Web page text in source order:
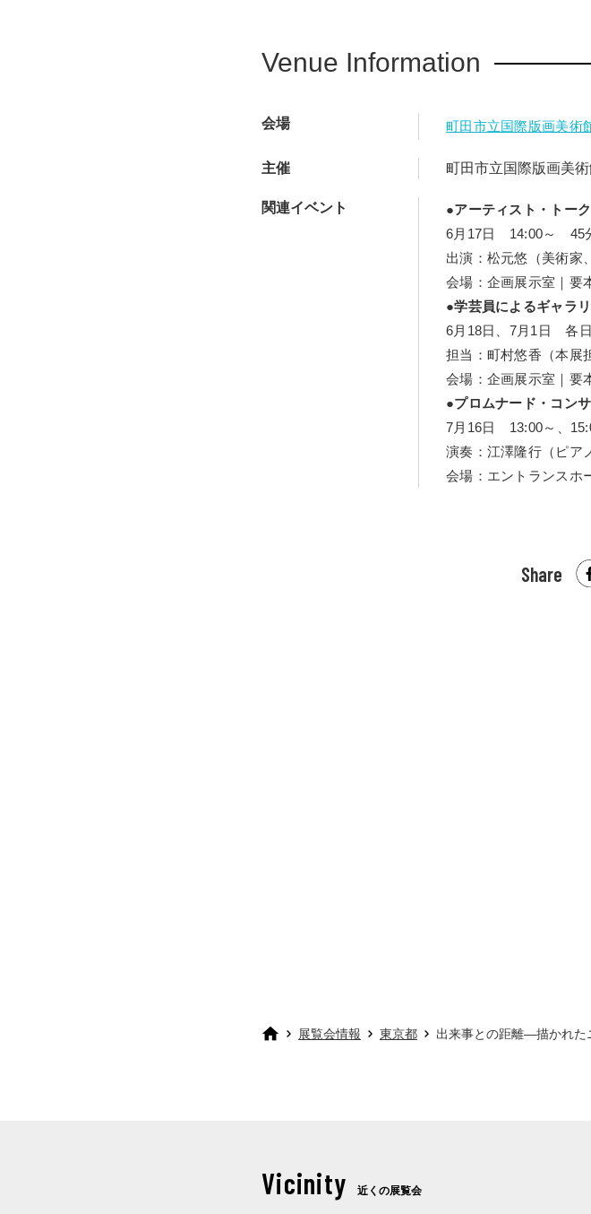
Venue Information
会場 町田市立国際版画美術
主催 町田市立国際版画美
関連イベント
●アーティスト・トーク
6月17日 14:00～ 45
出演：松元悠（美術家
会場：企画展示室｜要
●学芸員によるギャラ
6月18日、7月1日 各
担当：町村悠香（本展
会場：企画展示室｜要
●プロムナード・コン
7月16日 13:00～、
演奏：江澤隆行（ピア
会場：エントランスホ
Share
展覧会情報 東京都 出来事との距離―描かれた
Vicinity 近くの展覧会